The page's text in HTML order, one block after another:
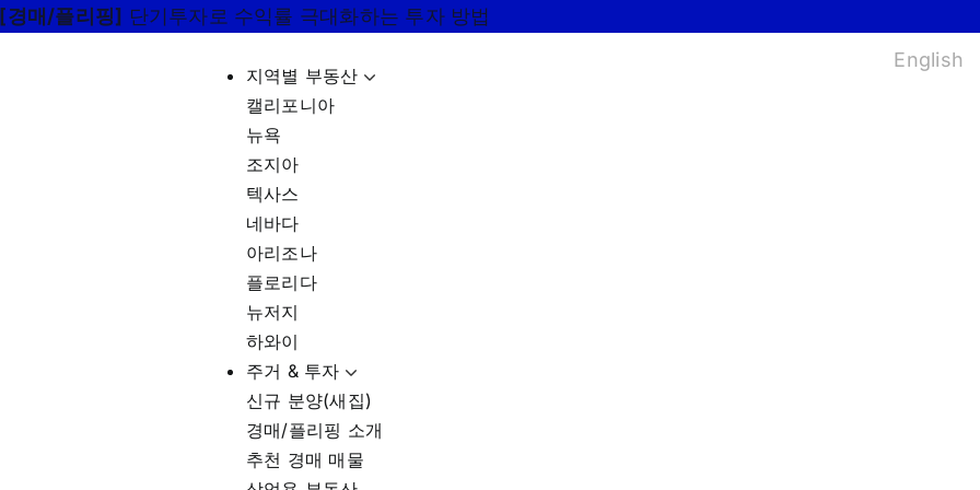
[경매/플리핑] 단기투자로 수익률 극대화하는 투자 방법
지역별 부동산
캘리포니아
뉴욕
조지아
텍사스
네바다
아리조나
플로리다
뉴저지
하와이
주거 & 투자
신규 분양(새집)
경매/플리핑 소개
추천 경매 매물
English